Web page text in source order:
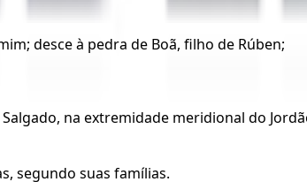
desce à pedra de Boã, filho de Rúben;
na extremidade meridional do
segundo suas famílias.